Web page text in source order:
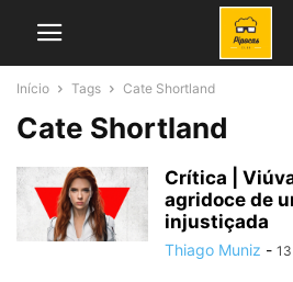
Início Tags Cate Shortland
Cate Shortland
Crítica |
agridoce de
injustiçada
Thiago Muniz -